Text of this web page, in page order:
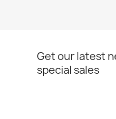
Get our latest
special sales